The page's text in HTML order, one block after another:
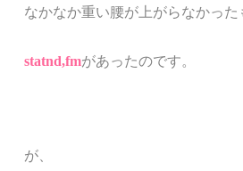
なかなか重い腰が上がらなかった
statnd,fmがあったのです。
が、